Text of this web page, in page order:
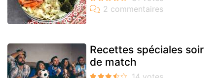
Recettes spéciales soir
de match